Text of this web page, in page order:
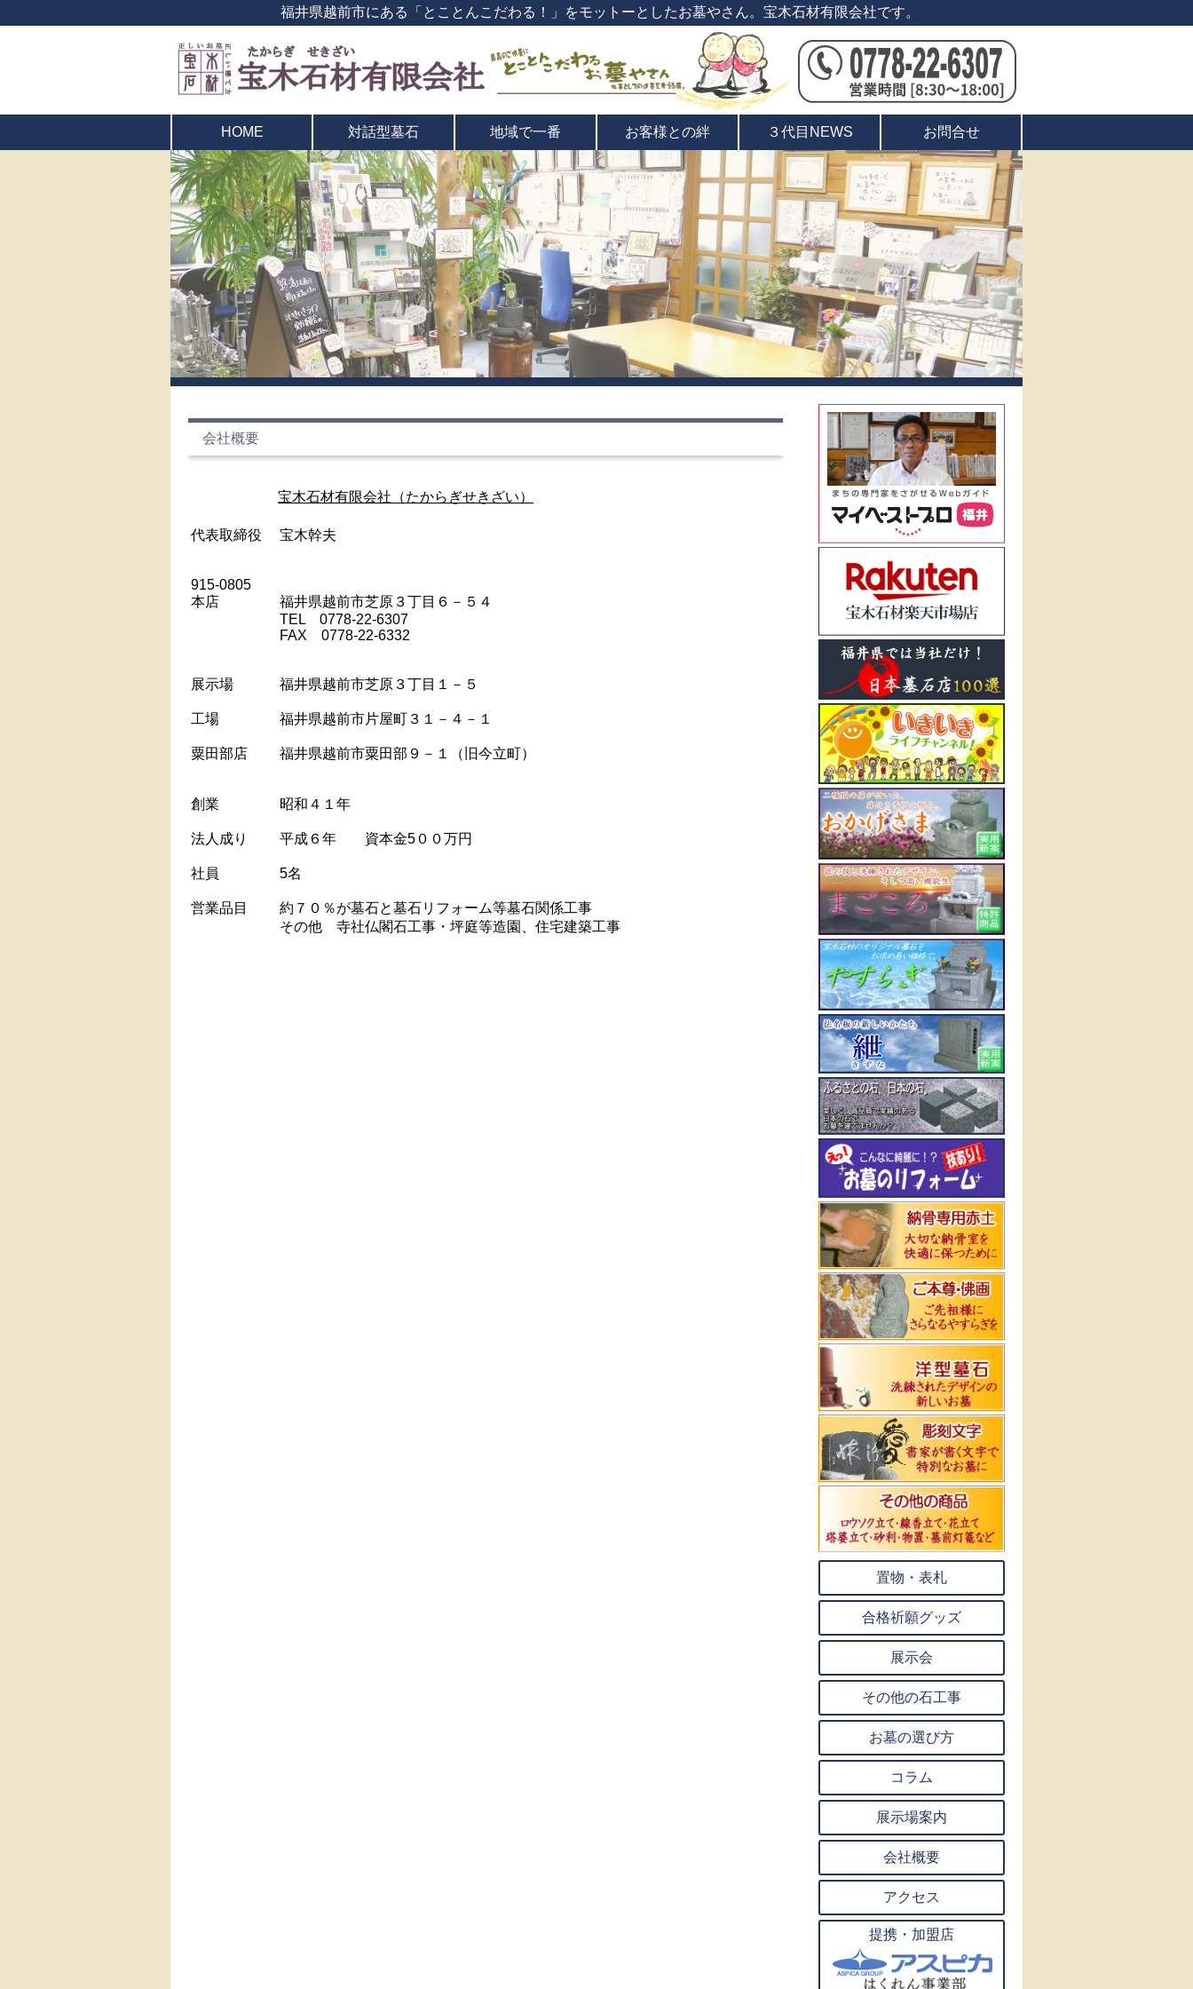
福井県越前市にある「とことんこだわる！」をモットーとしたお墓やさん。宝木石材有限会社です。
HOME 対話型墓石 地域で一番 お客様との絆 ３代目NEWS お問合せ
会社概要
宝木石材有限会社（たからぎせきざい）
代表取締役
915-0805
本店
展示場
工場
粟田部店
創業
法人成り
社員
営業品目
宝木幹夫
福井県越前市芝原３丁目６－５４
TEL 0778-22-6307
FAX 0778-22-6332
福井県越前市芝原３丁目１－５
福井県越前市片屋町３１－４－１
福井県越前市粟田部９－１（旧今立町）
昭和４１年
平成６年 資本金5００万円
5名
約７０％が墓石と墓石リフォーム等墓石関係工事
その他 寺社仏閣石工事・坪庭等造園、住宅建築工事
置物・表札
合格祈願グッズ
展示会
その他の石工事
お墓の選び方
コラム
展示場案内
会社概要
アクセス
提携・加盟店